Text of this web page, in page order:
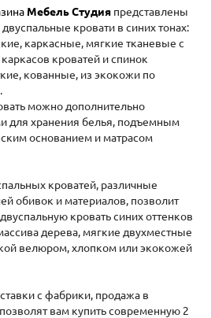
Мебель Студия представлены
кровати в синих тонах:
каркасные, мягкие тканевые с
кроватей и спинок
кованные, из экокожи по
можно дополнительно
для хранения белья, подъемным
основанием и матрасом
кроватей, различные
обивок и материалов, позволит
кровать синих оттенков
дерева, мягкие двухместные
велюром, хлопком или экокожей
с фабрики, продажа в
вам купить современную 2